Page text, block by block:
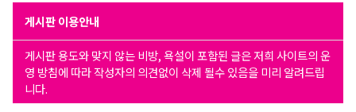
게시판 이용안내
게시판 용도와 맞지 않는 비방, 욕설이 포함된 글은 저희 사이트의 운
영 방침에 따라 작성자의 의견없이 삭제 될수 있음을 미리 알려드립
니다.